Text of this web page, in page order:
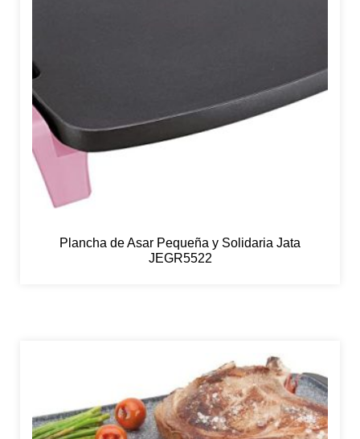
Plancha de Asar Pequeña y Solidaria Jata
JEGR5522